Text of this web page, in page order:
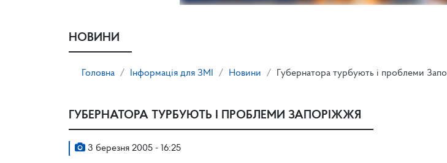
НОВИНИ
Головна Інформація для ЗМІ Новини Губернатора турбують і проблеми
ГУБЕРНАТОРА ТУРБУЮТЬ І ПРОБЛЕМИ ЗАПОРІЖЖЯ
3 березня 2005 - 16:25